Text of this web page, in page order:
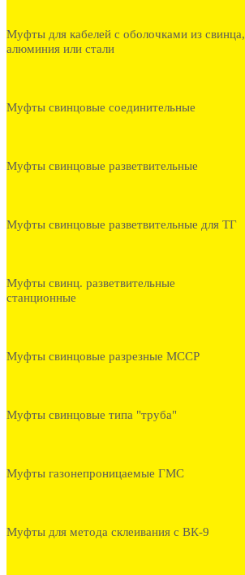
Муфты для кабелей с оболочками из свинца,
алюминия или стали
Муфты свинцовые соединительные
Муфты свинцовые разветвительные
Муфты свинцовые разветвительные для ТГ
Муфты свинц. разветвительные
станционные
Муфты свинцовые разрезные МССР
Муфты свинцовые типа "труба"
Муфты газонепроницаемые ГМС
Муфты для метода склеивания с ВК-9